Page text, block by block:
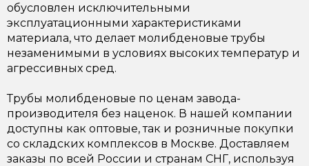
обусловлен исключительными
эксплуатационными характеристиками
материала, что делает молибденовые трубы
незаменимыми в условиях высоких температур и
агрессивных сред.
Трубы молибденовые по ценам завода-
производителя без наценок. В нашей компании
доступны как оптовые, так и розничные покупки
со складских комплексов в Москве. Доставляем
заказы по всей России и странам СНГ, используя